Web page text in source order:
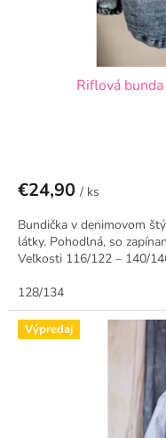
Riflová
€24,90 / ks
Bundička v denimovom
látky. Pohodlná, so
Veľkosti 116/122 – 140/
128/134
Výpredaj